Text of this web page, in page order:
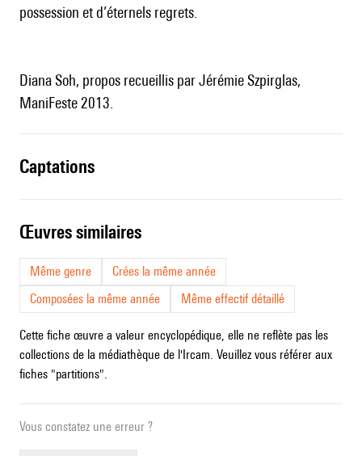
possession et d’éternels regrets.
Diana Soh, propos recueillis par Jérémie Szpirglas,
ManiFeste 2013.
captations
œuvres similaires
Même genre
Crées la même année
Composées la même année
Même effectif détaillé
Cette fiche œuvre a valeur encyclopédique, elle ne reflète pas les
collections de la médiathèque de l'Ircam. Veuillez vous référer aux
fiches "partitions".
Vous constatez une erreur ?